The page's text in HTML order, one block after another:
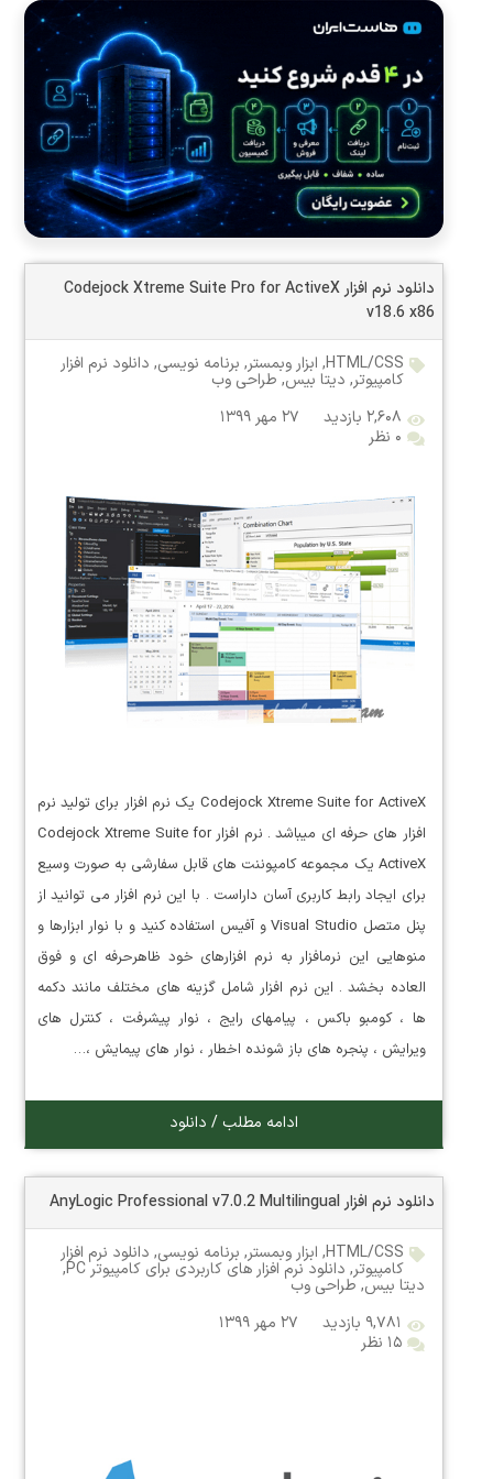
دانلود نرم افزار Codejock Xtreme Suite Pro for ActiveX
v18.6 x86
HTML/CSS
, ابزار وبمستر, برنامه نویسی, دانلود نرم افزار
کامپیوتر, دیتا بیس, طراحی وب
۲,۶۰۸ بازدید
۲۷ مهر ۱۳۹۹
۰ نظر
Codejock Xtreme Suite for ActiveX یک نرم افزار برای تولید نرم
افزار های حرفه ای میباشد . نرم افزار Codejock Xtreme Suite for
ActiveX یک مجموعه کامپوننت های قابل سفارشی به صورت وسیع
برای ایجاد رابط کاربری آسان داراست . با این نرم افزار می توانید از
پنل متصل Visual Studio و آفیس استفاده کنید و با نوار ابزارها و
منوهایی این نرمافزار به نرم افزارهای خود ظاهرحرفه ای و فوق
العاده بخشد . این نرم افزار شامل گزینه های مختلف مانند دکمه
ها ، کومبو باکس ، پیامهای رایج ، نوار پیشرفت ، کنترل های
ویرایش ، پنجره های باز شونده اخطار ، نوار های پیمایش ،…
ادامه مطلب / دانلود
دانلود نرم افزار AnyLogic Professional v7.0.2 Multilingual
HTML/CSS
, ابزار وبمستر, برنامه نویسی, دانلود نرم افزار
کامپیوتر, دانلود نرم افزار های کاربردی برای کامپیوتر PC ,
دیتا بیس, طراحی وب
۹,۷۸۱ بازدید
۲۷ مهر ۱۳۹۹
۱۵ نظر